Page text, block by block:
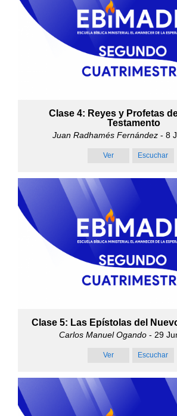
Clase 4: Reyes y Profetas
Testamento
Juan Radhamés Fernández- 8
Ver Escuchar
Clase 5: Las Epístolas del
Carlos Manuel Ogando- 29
Ver Escuchar